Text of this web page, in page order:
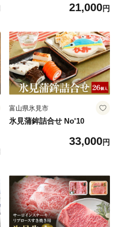
21,000円
富山県氷見市
氷見蒲鉾詰合せ No'10
33,000円